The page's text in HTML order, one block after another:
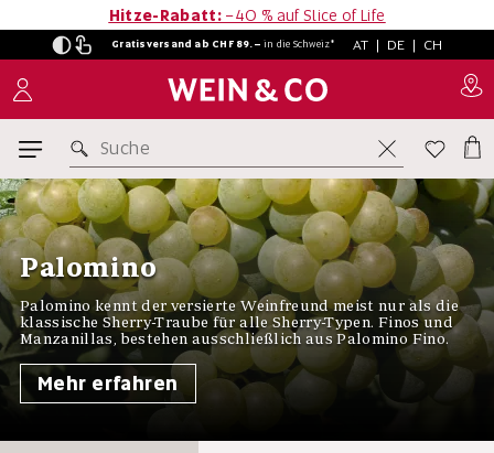
Hitze-Rabatt: −40 % auf Slice of Life
Gratisversand ab CHF 89.– in die Schweiz* AT | DE | CH
Suche
Palomino
Palomino kennt der versierte Weinfreund meist nur als die
klassische Sherry-Traube für alle Sherry-Typen. Finos und
Manzanillas, bestehen ausschließlich aus Palomino Fino.
Mehr erfahren